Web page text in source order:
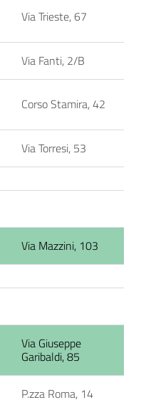
Via Trieste, 67
Via Fanti, 2/B
Corso Stamira, 42
Via Torresi, 53
Via Mazzini, 103
Via Giuseppe
Garibaldi, 85
P.zza Roma, 14